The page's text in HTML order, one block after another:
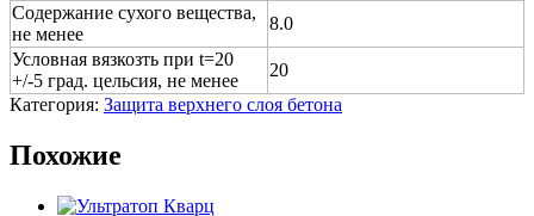
Содержание сухого вещества,
не менее
8.0
Условная вязкозть при t=20
+/-5 град. цельсия, не менее
20
Категория: Защита верхнего слоя бетона
Похожие